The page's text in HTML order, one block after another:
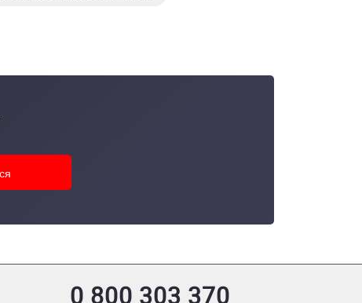
0 800 303 370